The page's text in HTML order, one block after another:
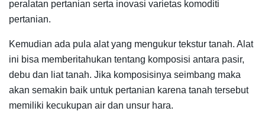
peralatan pertanian serta inovasi varietas komoditi
pertanian.
Kemudian ada pula alat yang mengukur tekstur tanah. Alat
ini bisa memberitahukan tentang komposisi antara pasir,
debu dan liat tanah. Jika komposisinya seimbang maka
akan semakin baik untuk pertanian karena tanah tersebut
memiliki kecukupan air dan unsur hara.